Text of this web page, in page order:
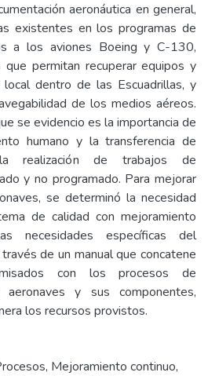
aeronáutica en general,
existentes en los programas de
a los aviones Boeing y C-130,
permitan recuperar equipos y
dentro de las Escuadrillas, y
de los medios aéreos.
se evidencio es la importancia de
humano y la transferencia de
realización de trabajos de
y no programado. Para mejorar
se determinó la necesidad
de calidad con mejoramiento
necesidades específicas del
de un manual que concatene
con los procesos de
y sus componentes,
los recursos provistos.
, Mejoramiento continuo,